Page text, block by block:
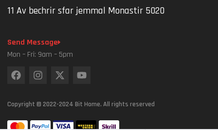
11 Av bechrir sfar jemmal Monastir 5020
Send Message
Mon – Fri: 9am – 5pm
Copyright © 2022-2024 Bit Home. All rights reserved